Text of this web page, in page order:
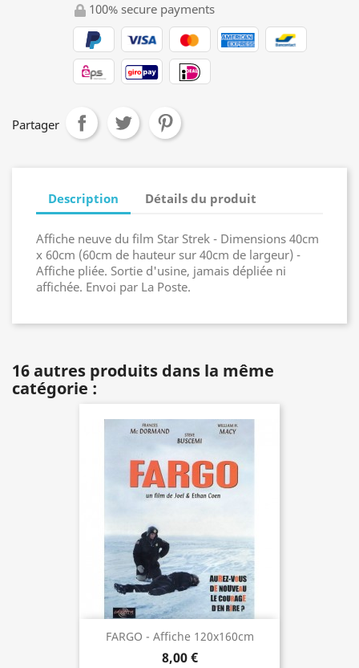
100% secure payments
Partager
Description Détails du produit
Affiche neuve du film Star Strek - Dimensions 40cm
x 60cm (60cm de hauteur sur 40cm de largeur) -
Affiche pliée. Sortie d'usine, jamais dépliée ni
affichée. Envoi par La Poste.
16 autres produits dans la même
catégorie :
FARGO - Affiche 120x160cm
8,00 €